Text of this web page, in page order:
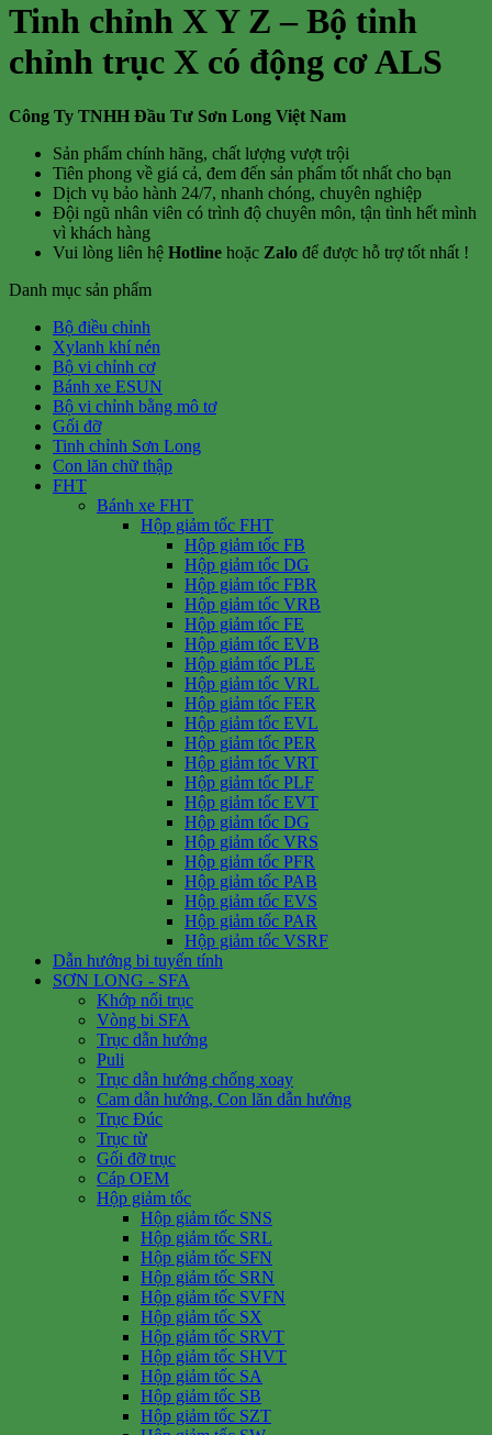
Tinh chỉnh X Y Z – Bộ tinh
chỉnh trục X có động cơ ALS
Công Ty TNHH Đầu Tư Sơn Long Việt Nam
Sản phẩm chính hãng, chất lượng vượt trội
Tiên phong về giá cả, đem đến sản phẩm tốt nhất cho bạn
Dịch vụ bảo hành 24/7, nhanh chóng, chuyên nghiệp
Đội ngũ nhân viên có trình độ chuyên môn, tận tình hết mình
vì khách hàng
Vui lòng liên hệ Hotline hoặc Zalo để được hỗ trợ tốt nhất !
Danh mục sản phẩm
Bộ điều chỉnh
Xylanh khí nén
Bộ vi chỉnh cơ
Bánh xe ESUN
Bộ vi chỉnh bằng mô tơ
Gối đỡ
Tinh chỉnh Sơn Long
Con lăn chữ thập
FHT
Bánh xe FHT
Hộp giảm tốc FHT
Hộp giảm tốc FB
Hộp giảm tốc DG
Hộp giảm tốc FBR
Hộp giảm tốc VRB
Hộp giảm tốc FE
Hộp giảm tốc EVB
Hộp giảm tốc PLE
Hộp giảm tốc VRL
Hộp giảm tốc FER
Hộp giảm tốc EVL
Hộp giảm tốc PER
Hộp giảm tốc VRT
Hộp giảm tốc PLF
Hộp giảm tốc EVT
Hộp giảm tốc DG
Hộp giảm tốc VRS
Hộp giảm tốc PFR
Hộp giảm tốc PAB
Hộp giảm tốc EVS
Hộp giảm tốc PAR
Hộp giảm tốc VSRF
Dẫn hướng bi tuyến tính
SƠN LONG - SFA
Khớp nối trục
Vòng bi SFA
Trục dẫn hướng
Puli
Trục dẫn hướng chống xoay
Cam dẫn hướng, Con lăn dẫn hướng
Trục Đúc
Trục từ
Gối đỡ trục
Cáp OEM
Hộp giảm tốc
Hộp giảm tốc SNS
Hộp giảm tốc SRL
Hộp giảm tốc SFN
Hộp giảm tốc SRN
Hộp giảm tốc SVFN
Hộp giảm tốc SX
Hộp giảm tốc SRVT
Hộp giảm tốc SHVT
Hộp giảm tốc SA
Hộp giảm tốc SB
Hộp giảm tốc SZT